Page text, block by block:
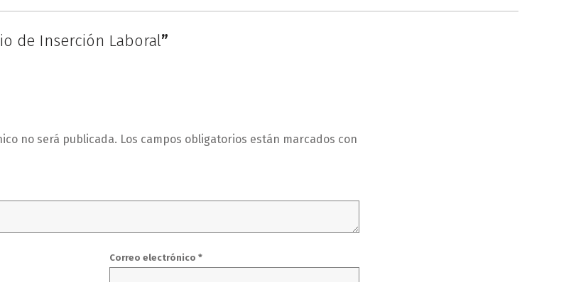
de Inserción Laboral”
no será publicada. Los campos obligatorios están marcados con
Correo electrónico *